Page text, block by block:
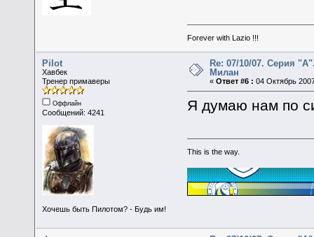
Forever with Lazio !!!
Pilot
Хавбек
Тренер примаверы
Оффлайн
Сообщений: 4241
Хочешь быть Пилотом? - Будь им!
Re: 07/10/07. Серия
Милан
«Ответ #6 : 04 Октябрь
Я думаю нам по
This is the way.